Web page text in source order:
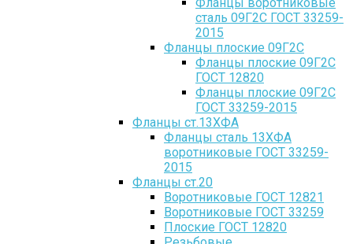
сталь 09Г2С ГОСТ 33259-
2015
Фланцы плоские 09Г2С
Фланцы плоские 09Г2С
ГОСТ 12820
Фланцы плоские 09Г2С
ГОСТ 33259-2015
Фланцы ст.13ХФА
Фланцы сталь 13ХФА
воротниковые ГОСТ 33259-
2015
Фланцы ст.20
Воротниковые ГОСТ 12821
Воротниковые ГОСТ 33259
Плоские ГОСТ 12820